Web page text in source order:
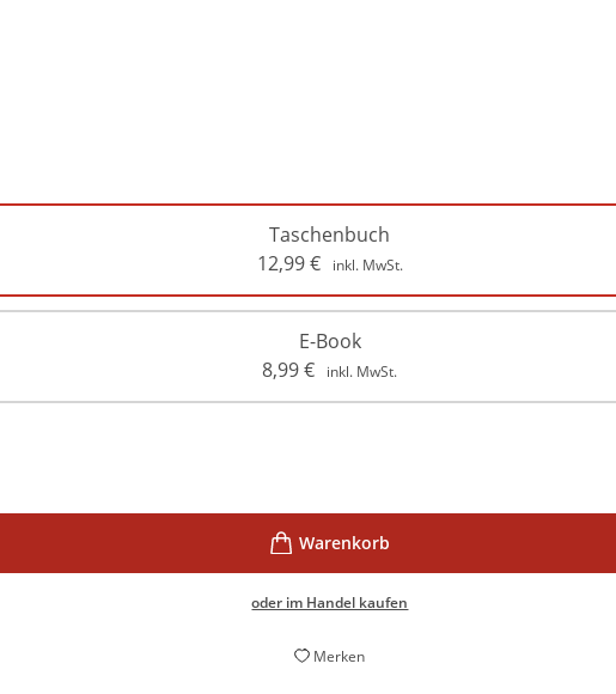
Taschenbuch
12,99€ inkl. MwSt.
E-Book
8,99€ inkl. MwSt.
oder im Handel kaufen
Merken